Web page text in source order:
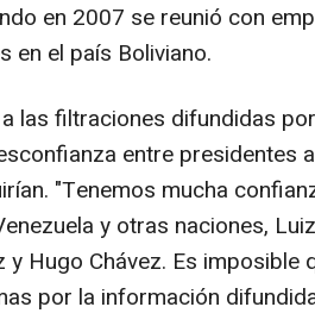
en 2007 se reunió con
en el país Boliviano.
las filtraciones difundidas
entre presidentes
"Tenemos mucha
y otras naciones,
y Hugo Chávez. Es imposible
por la información